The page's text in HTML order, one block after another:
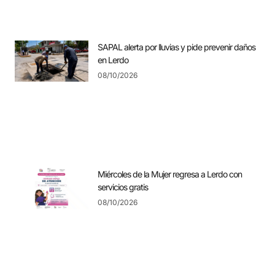
SAPAL alerta por lluvias y pide prevenir daños
en Lerdo
08/10/2026
Miércoles de la Mujer regresa a Lerdo con
servicios gratis
08/10/2026